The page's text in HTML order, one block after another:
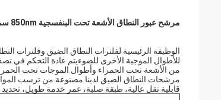
مرشح عبور النطاق الأشعة تحت البنفسجية 850nm سمك 3mm
الوظيفة الرئيسية لفلترات النطاق الضيق
من الأشعة تحت الحمراء وأطوال الموجات تحت الحمراء
مرشحات النطاق الضيق لدينا مصنوعة من ترسب المواد
قابلية نقل عالية، طبقة صلبة، عمر خدمة طويل،